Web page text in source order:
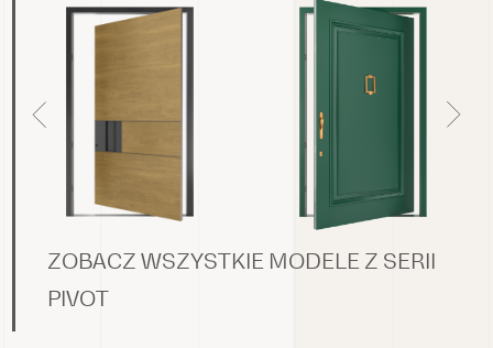
ZOBACZ WSZYSTKIE MODELE Z SERII
PIVOT